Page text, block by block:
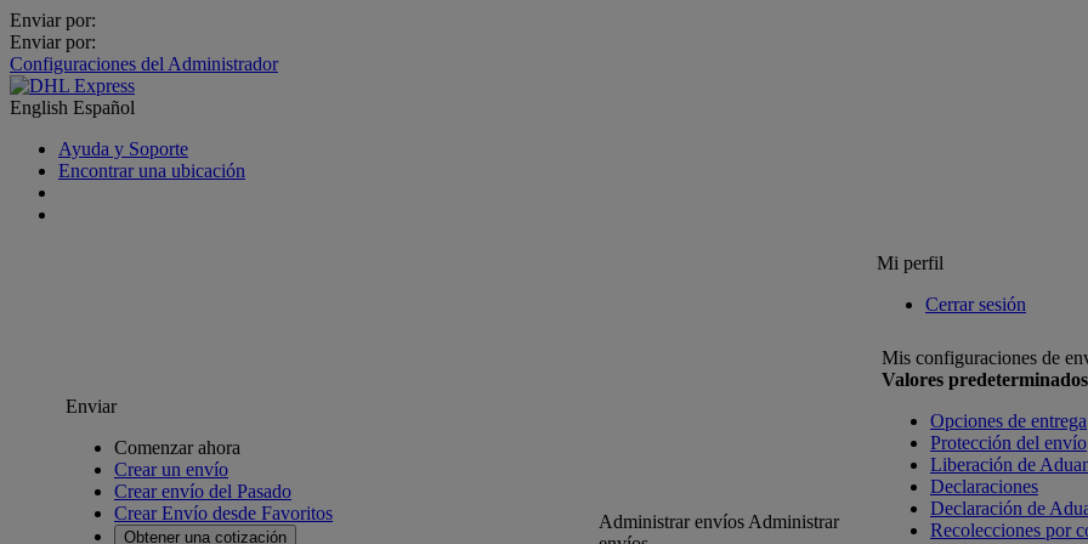
Enviar por:
Enviar por:
Configuraciones del Administrador
English Español
Ayuda y Soporte
Encontrar una ubicación
Mi perfil
Cerrar sesión
Enviar
Comenzar ahora
Crear un envío
Crear envío del Pasado
Crear Envío desde Favoritos
Obtener una cotización
Administrar envíos Administrar
Mis configuraciones de
Valores
Opciones de entrega
Protección del envío
Liberación de
Declaraciones
Declaración de
Recolecciones por